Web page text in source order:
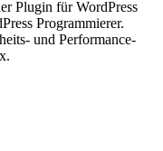
Plugin für WordPress
Programmierer.
und Performance-